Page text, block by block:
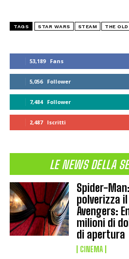
53,189 Fans
5,056 Follower
7,484 Follower
2,487 Iscritti
LE NEWS DELLA
Spider-
polverizza
Avengers:
milioni di
di apertura
CINEMA
TAGS STAR WARS STEAM THE